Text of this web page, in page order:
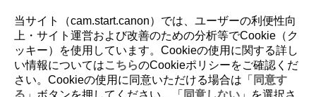
D100-117
動画の前後部分のカット
当サイト（cam.start.canon）では、ユーザーの利便性向
上・サイト運営および改善のための分析等でCookie（ク
ッキー）を使用しています。Cookieの使用に関する詳し
い情報についてはこちらのCookieポリシーをご確認くだ
さい。Cookieの使用に同意いただける場合は「 同意す
る 」ボタンを押してください。「 同意しない 」を選択さ